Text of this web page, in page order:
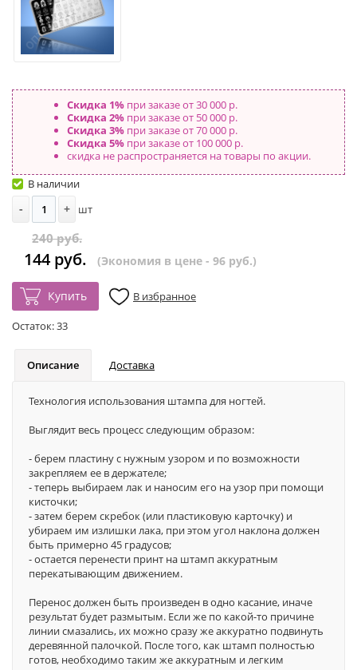
Скидка 1%при заказе от 30 000 р.
Скидка 2%при заказе от 50 000 р.
Скидка 3%при заказе от 70 000 р.
Скидка 5%при заказе от 100 000 р.
скидка не распространяется на товары по акции.
В наличии
- + шт
240 руб.
144 руб. (Экономия в цене - 96 руб.)
Купить В избранное
Остаток:33
Описание Доставка
Технология использования штампа для ногтей.
Выглядит весь процесс следующим образом:
- берем пластину с нужным узором и по возможности
закрепляем ее в держателе;
- теперь выбираем лак и наносим его на узор при помощи
кисточки;
- затем берем скребок (или пластиковую карточку) и
убираем им излишки лака, при этом угол наклона должен
быть примерно 45 градусов;
- остается перенести принт на штамп аккуратным
перекатывающим движением.
Перенос должен быть произведен в одно касание, иначе
результат будет размытым. Если же по какой-то причине
линии смазались, их можно сразу же аккуратно подвинуть
деревянной палочкой. После того, как штамп полностью
готов, необходимо таким же аккуратным и легким